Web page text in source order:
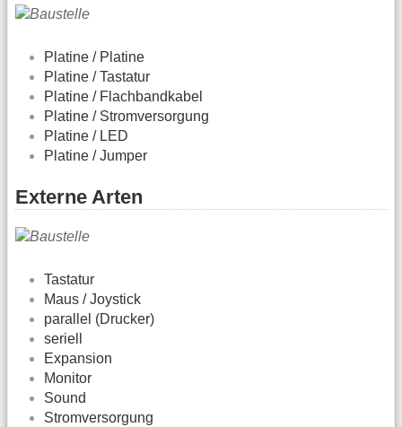
Platine / Platine
Platine / Tastatur
Platine / Flachbandkabel
Platine / Stromversorgung
Platine / LED
Platine / Jumper
Externe Arten
Tastatur
Maus / Joystick
parallel (Drucker)
seriell
Expansion
Monitor
Sound
Stromversorgung